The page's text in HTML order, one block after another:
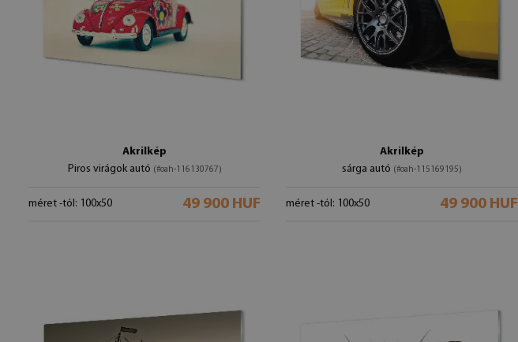
Akrilkép
Piros virágok autó (#oah-116130767)
méret -tól: 100x50 49 900 HUF
Akrilkép
sárga autó (#oah-115169195)
méret -tól: 100x50 49 900 HUF